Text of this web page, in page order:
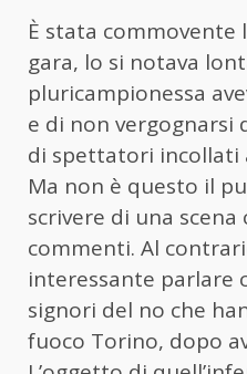
È stata commovente
gara, lo si notava
pluricampionessa
e di non vergognarsi
di spettatori incollati
Ma non è questo il
scrivere di una
commenti. Al
interessante parlare
signori del no che
fuoco Torino, dopo